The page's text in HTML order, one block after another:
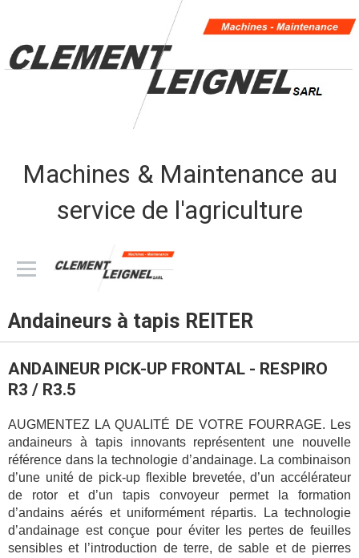
Machines & Maintenance au
service de l'agriculture
Andaineurs à tapis REITER
ANDAINEUR PICK-UP FRONTAL - RESPIRO
R3 / R3.5
AUGMENTEZ LA QUALITÉ DE VOTRE FOURRAGE. Les
andaineurs à tapis innovants représentent une nouvelle
référence dans la technologie d’andainage. La combinaison
d’une unité de pick-up flexible brevetée, d’un accélérateur
de rotor et d’un tapis convoyeur permet la formation
d’andains aérés et uniformément répartis. La technologie
d’andainage est conçue pour éviter les pertes de feuilles
sensibles et l’introduction de terre, de sable et de pierres